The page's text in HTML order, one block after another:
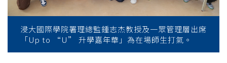
College
News
浸大國際學院署理總監鍾志杰教授及一眾管理層出席
「Up to “U” 升學嘉年華」為在場師生打氣。